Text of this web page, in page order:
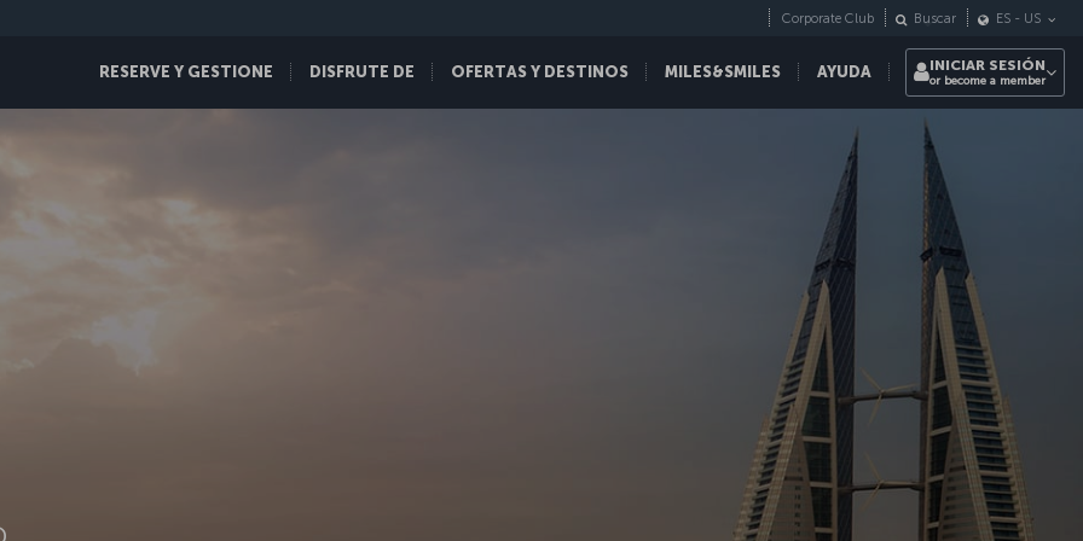
RESERVE Y GESTIONE DISFRUTE DE OFERTAS Y DESTINOS MILES&SMILES AYUDA
Corporate Club Buscar ES - US
INICIAR SESIÓN
or become a member